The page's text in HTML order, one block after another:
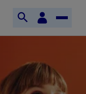
Espace
client
Ouvrir
la
Toggle